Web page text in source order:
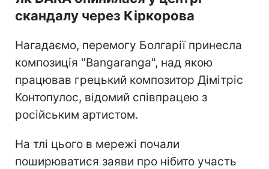
скандалу через Кіркорова
Нагадаємо, перемогу Болгарії принесла
композиція "Bangaranga", над якою
працював грецький композитор Дімітріс
Контопулос, відомий співпрацею з
російським артистом.
На тлі цього в мережі почали
поширюватися заяви про нібито участь